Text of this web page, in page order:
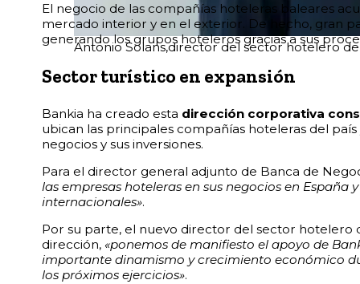
Antonio Solans,director del sector hotelero
El negocio de las compañías hoteleras baleares
mercado interior y en el exterior. De hecho, gran
generando los grupos hoteleros gracias a sus
Sector turístico en expansión
Bankia ha creado esta dirección corporativa
ubican las principales compañías hoteleras del
negocios y sus inversiones.
Para el director general adjunto de Banca de
las empresas hoteleras en sus negocios en
internacionales».
Por su parte, el nuevo director del sector hotelero
dirección, «ponemos de manifiesto el apoyo de
importante dinamismo y crecimiento económico
los próximos ejercicios».